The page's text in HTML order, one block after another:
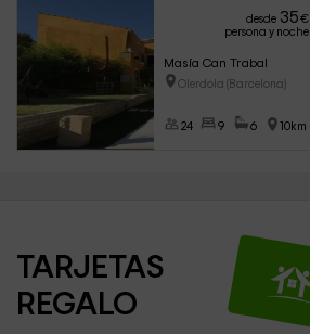
desde 35€
persona y noche
Masía Can Trabal
Olerdola (Barcelona)
24 9 6 10km
TARJETAS
REGALO